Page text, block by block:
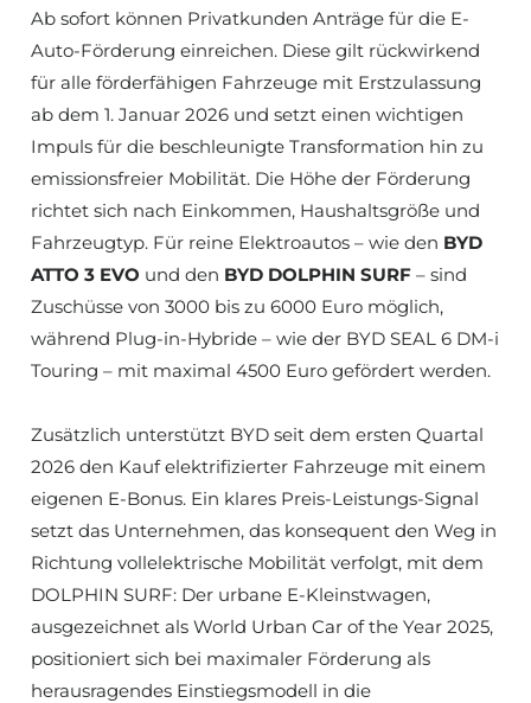
Ab sofort können Privatkunden Anträge für die E-
Auto-Förderung einreichen. Diese gilt rückwirkend
für alle förderfähigen Fahrzeuge mit Erstzulassung
ab dem 1. Januar 2026 und setzt einen wichtigen
Impuls für die beschleunigte Transformation hin zu
emissionsfreier Mobilität. Die Höhe der Förderung
richtet sich nach Einkommen, Haushaltsgröße und
Fahrzeugtyp. Für reine Elektroautos – wie den BYD
ATTO 3 EVO und den BYD DOLPHIN SURF – sind
Zuschüsse von 3000 bis zu 6000 Euro möglich,
während Plug-in-Hybride – wie der BYD SEAL 6 DM-i
Touring – mit maximal 4500 Euro gefördert werden.
Zusätzlich unterstützt BYD seit dem ersten Quartal
2026 den Kauf elektrifizierter Fahrzeuge mit einem
eigenen E‑Bonus. Ein klares Preis-Leistungs-Signal
setzt das Unternehmen, das konsequent den Weg in
Richtung vollelektrische Mobilität verfolgt, mit dem
DOLPHIN SURF: Der urbane E-Kleinstwagen,
ausgezeichnet als World Urban Car of the Year 2025,
positioniert sich bei maximaler Förderung als
herausragendes Einstiegsmodell in die